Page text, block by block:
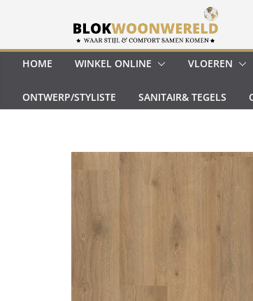
inhoudHOME WINKEL ONLINE VLOEREN
ONTWERP/STYLISTE SANITAIR& TEGELS